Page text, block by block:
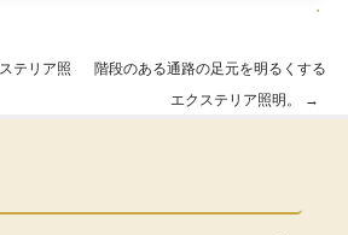
・
テリア照
階段のある通路の足元を明るくする
エクステリア照明。
→